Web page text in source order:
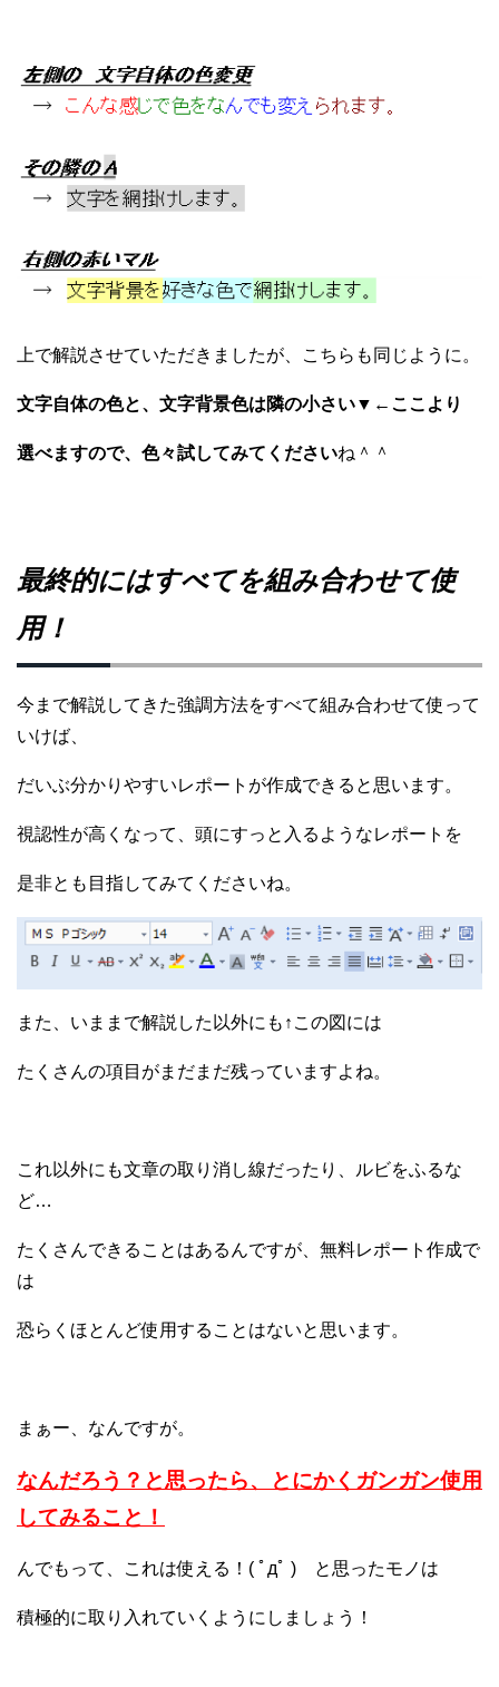
上で解説させていただきましたが、こちらも同じように。
文字自体の色と、文字背景色は隣の小さい▼←ここより
選べますので、色々試してみてくださいね＾＾
最終的にはすべてを組み合わせて使
用！
今まで解説してきた強調方法をすべて組み合わせて使って
いけば、
だいぶ分かりやすいレポートが作成できると思います。
視認性が高くなって、頭にすっと入るようなレポートを
是非とも目指してみてくださいね。
また、いままで解説した以外にも↑この図には
たくさんの項目がまだまだ残っていますよね。
これ以外にも文章の取り消し線だったり、ルビをふるな
ど…
たくさんできることはあるんですが、無料レポート作成で
は
恐らくほとんど使用することはないと思います。
まぁー、なんですが。
なんだろう？と思ったら、とにかくガンガン使用
してみること！
んでもって、これは使える！( ﾟдﾟ ) と思ったモノは
積極的に取り入れていくようにしましょう！